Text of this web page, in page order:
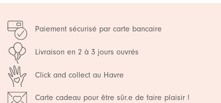
Paiement sécurisé par carte bancaire
Livraison en 2 à 3 jours ouvrés
Click and collect au Havre
Carte cadeau pour être sûr.e de faire plaisir !